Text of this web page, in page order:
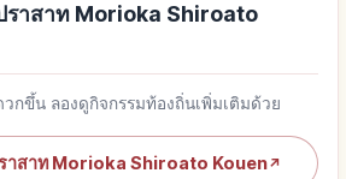
ราสาท Morioka Shiroato
กขึ้น ลองดูกิจกรรมท้องถิ่นเพิ่มเติมด้วย
าสาท Morioka Shiroato Kouen↗